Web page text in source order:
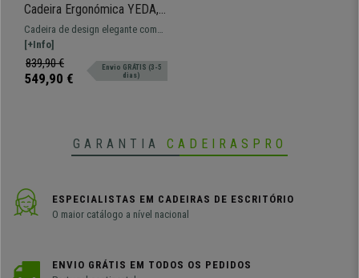
Cadeira Ergonómica YEDA,
Design Elegante, Encosto
Alto, Uso de 8H, Malha e
Pano, Vermelho
Cadeira de design elegante com
máximo conforto. Em pano de
grande qualidade e base em
alumínio polido.
[+Info]
839,90 €
549,90 €
Envio GRÁTIS (3-5
dias)
GARANTIA CADEIRASPRO
ESPECIALISTAS EM CADEIRAS DE ESCRITÓRIO
O maior catálogo a nível nacional
ENVIO GRÁTIS EM TODOS OS PEDIDOS